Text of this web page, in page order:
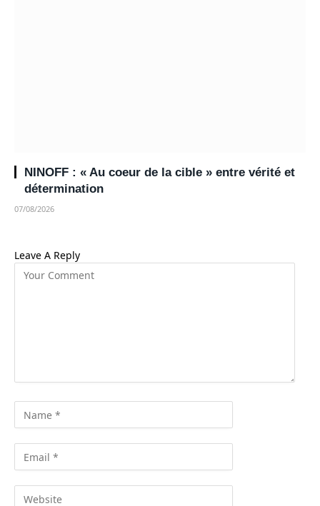
NINOFF : « Au coeur de la cible » entre vérité et
détermination
07/08/2026
Leave A Reply